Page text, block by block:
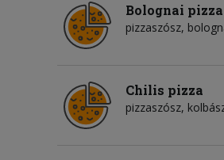
Bolognai pizza
pizzaszósz,
Chilis pizza
pizzaszósz,